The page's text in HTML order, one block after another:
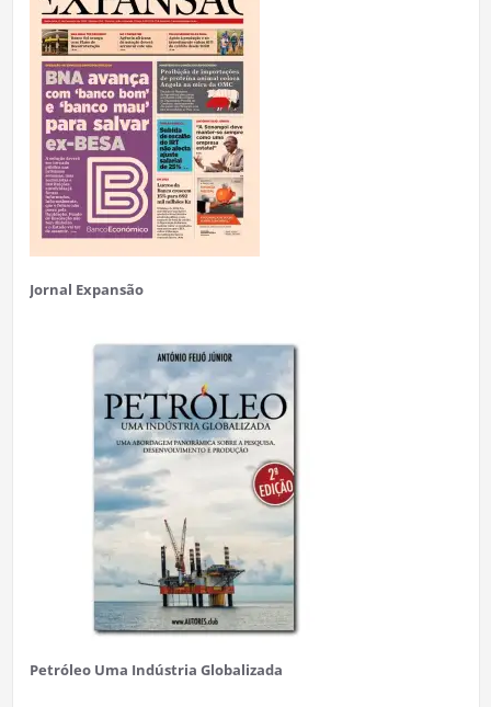
Jornal Expansão
Petróleo Uma Indústria Globalizada